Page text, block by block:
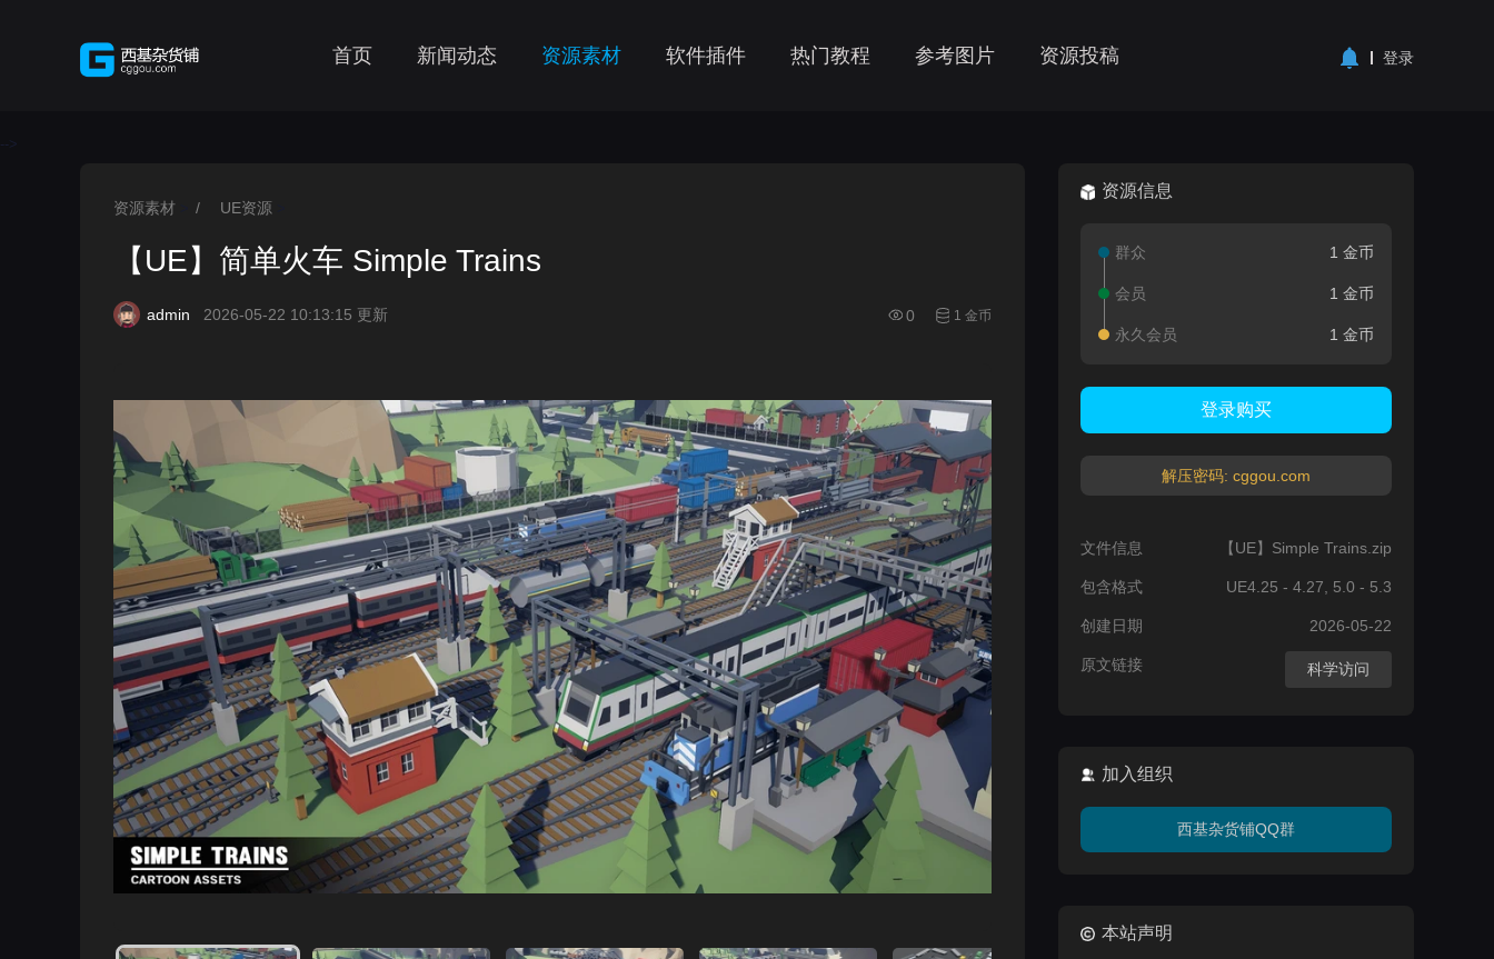
首页 新闻动态 资源素材 软件插件 热门教程 参考图片 资源投稿 登录
-->
资源素材 / UE资源
【UE】简单火车 Simple Trains
admin 2026-05-22 10:13:15 更新 0 1 金币
资源信息
群众 1 金币
会员 1 金币
永久会员 1 金币
登录购买
解压密码: cggou.com
文件信息 【UE】Simple Trains.zip
包含格式 UE4.25 - 4.27, 5.0 - 5.3
创建日期 2026-05-22
原文链接 科学访问
加入组织
西基杂货铺QQ群
本站声明